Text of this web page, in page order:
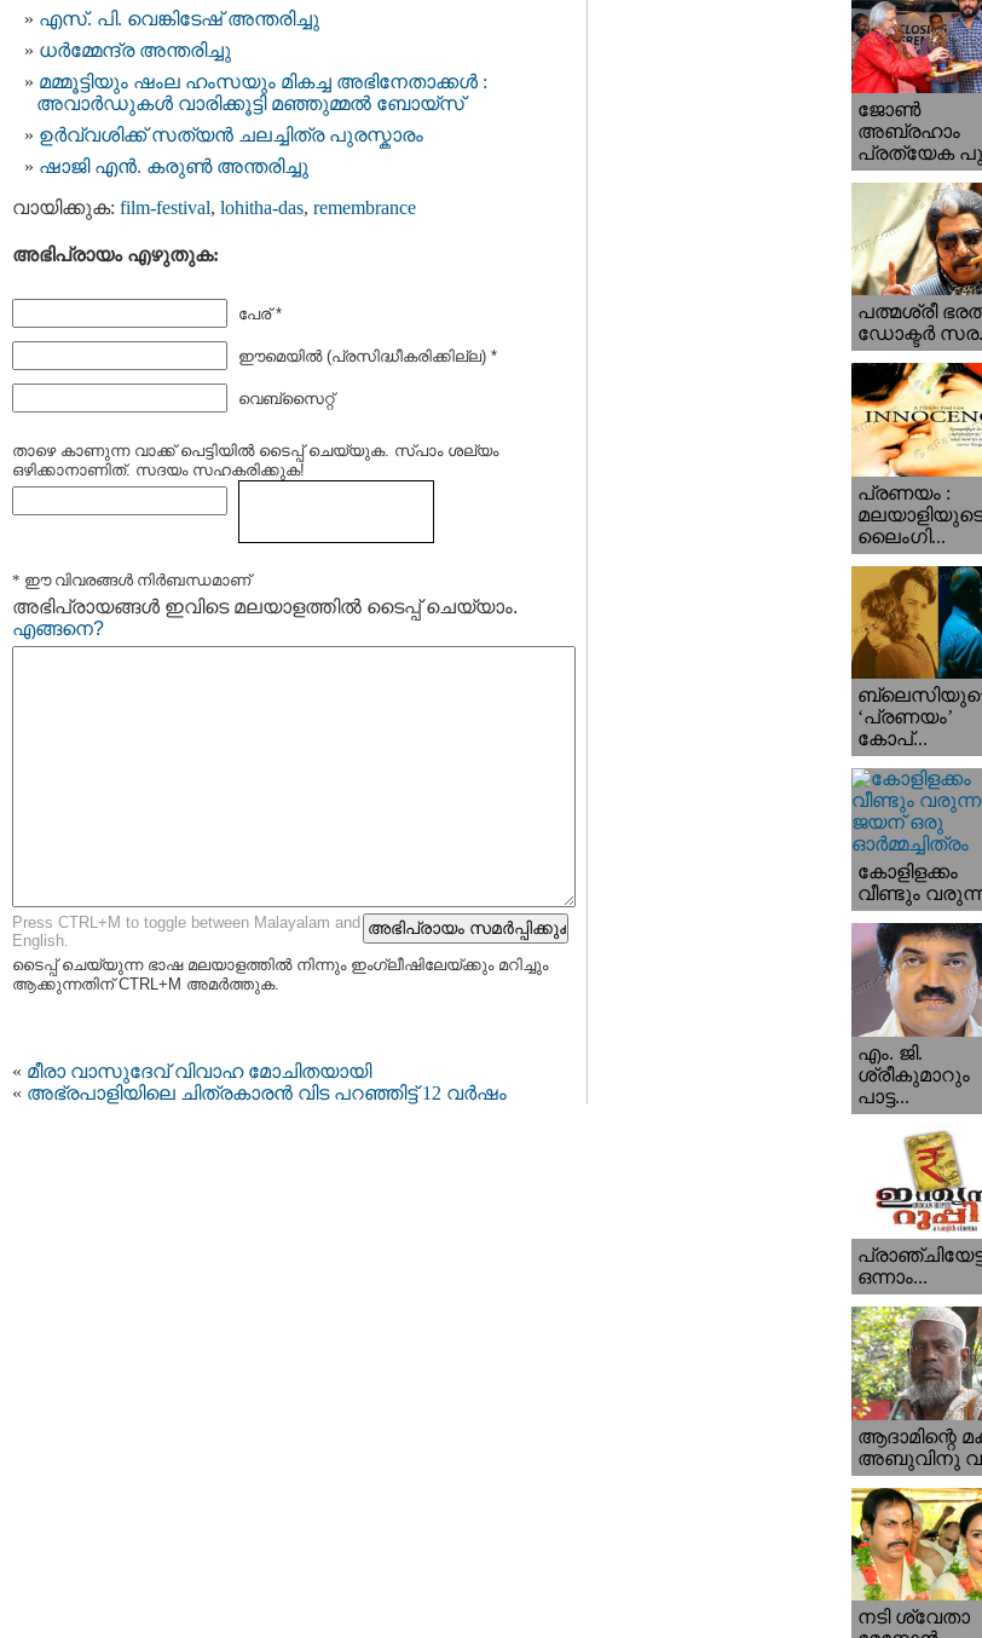
എസ്. പി. വെങ്കിടേഷ് അന്തരിച്ചു
ധര്‍മ്മേന്ദ്ര അന്തരിച്ചു
മമ്മൂട്ടിയും ഷംല ഹംസയും മികച്ച അഭിനേതാക്കൾ :
അവാർഡുകൾ വാരിക്കൂട്ടി മഞ്ഞുമ്മൽ ബോയ്സ്
ഉർവ്വശിക്ക് സത്യൻ ചലച്ചിത്ര പുരസ്കാരം
ഷാജി എൻ. കരുൺ അന്തരിച്ചു
വായിക്കുക: film-festival, lohitha-das, remembrance
അഭിപ്രായം എഴുതുക:
പേര് *
ഈമെയില്‍ (പ്രസിദ്ധീകരിക്കില്ല) *
വെബ്സൈറ്റ്
താഴെ കാണുന്ന വാക്ക് പെട്ടിയില്‍ ടൈപ്പ്‌ ചെയ്യുക. സ്പാം ശല്യം
ഒഴിക്കാനാണിത്. സദയം സഹകരിക്കുക!
* ഈ വിവരങ്ങള്‍ നിര്‍ബന്ധമാണ്
അഭിപ്രായങ്ങള്‍ ഇവിടെ മലയാളത്തില്‍ ടൈപ്പ് ചെയ്യാം.
എങ്ങനെ?
Press CTRL+M to toggle between Malayalam and
English.
ടൈപ്പ്‌ ചെയ്യുന്ന ഭാഷ മലയാളത്തില്‍ നിന്നും ഇംഗ്ലീഷിലേയ്ക്കും മറിച്ചും
ആക്കുന്നതിന് CTRL+M അമര്‍ത്തുക.
« മീരാ വാസുദേവ് വിവാഹ മോചിതയായി
« അഭ്രപാളിയിലെ ചിത്രകാരന്‍ വിട പറഞ്ഞിട്ട് 12 വര്‍ഷം
ജോണ്‍
അബ്രഹാം
പ്രത്യേക
പത്മശ്രീ
ഡോക്ടര്‍
പ്രണയം :
മലയാളിയുടെ
ലൈംഗി...
‘പ്രണയം’
കോപ്...
കോളിളക്കം
വീണ്ടും
എം. ജി.
ശ്രീകുമാറും
പാട്ട...
ഒന്നാം...
ആദാമിന്റെ
അബുവിനു
നടി ശ്വേതാ